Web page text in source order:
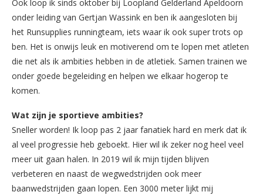
Ook loop ik sinds oktober bij Loopland Gelderland Apeldoorn
onder leiding van Gertjan Wassink en ben ik aangesloten bij
het Runsupplies runningteam, iets waar ik ook super trots op
ben. Het is onwijs leuk en motiverend om te lopen met atleten
die net als ik ambities hebben in de atletiek. Samen trainen we
onder goede begeleiding en helpen we elkaar hogerop te
komen.
Wat zijn je sportieve ambities?
Sneller worden! Ik loop pas 2 jaar fanatiek hard en merk dat ik
al veel progressie heb geboekt. Hier wil ik zeker nog heel veel
meer uit gaan halen. In 2019 wil ik mijn tijden blijven
verbeteren en naast de wegwedstrijden ook meer
baanwedstrijden gaan lopen. Een 3000 meter lijkt mij